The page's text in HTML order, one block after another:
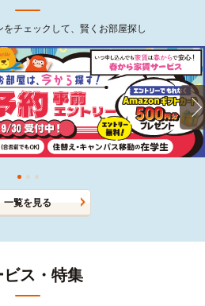
チェックして、賢くお部屋探し
一覧を見る
ビス・特集